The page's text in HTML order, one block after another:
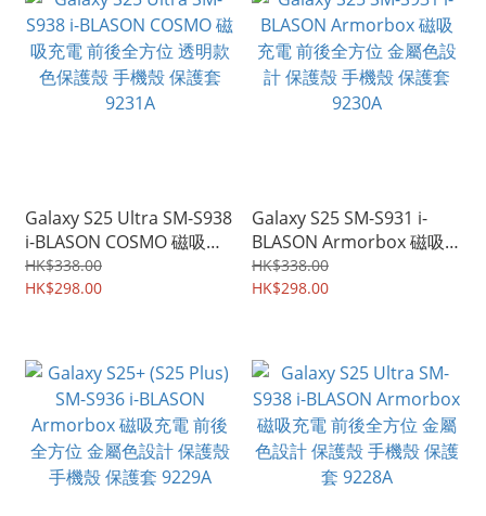
Galaxy S25 Ultra SM-S938
i-BLASON COSMO 磁吸充
電 前後全方位 透明款色保
護殼 手機殼 保護套 9231A
HK$338.00
HK$298.00
Galaxy S25 SM-S931 i-
BLASON Armorbox 磁吸
充電 前後全方位 金屬色設
計 保護殼 手機殼 保護套
HK$338.00
HK$298.00